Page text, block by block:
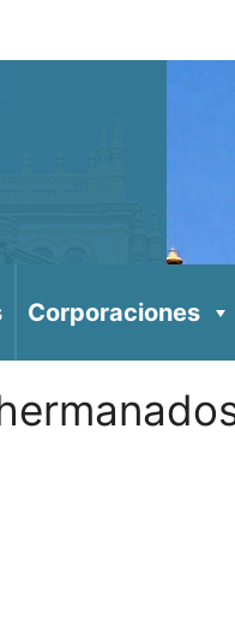
Corporaciones